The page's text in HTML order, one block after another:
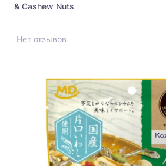
& Cashew Nuts
Нет отзывов